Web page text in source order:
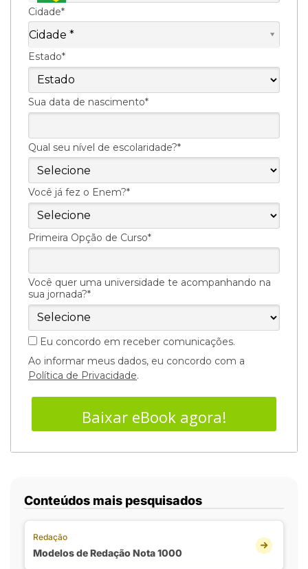
Cidade*
Cidade *
Cidade*
Estado*
Sua data de nascimento*
Qual seu nível de escolaridade?*
Você já fez o Enem?*
Primeira Opção de Curso*
Você quer uma universidade te acompanhando na
sua jornada?*
Eu concordo em receber comunicações.
Ao informar meus dados, eu concordo com a
Política de Privacidade.
Baixar eBook agora!
Conteúdos mais pesquisados
Redação
Modelos de Redação Nota 1000